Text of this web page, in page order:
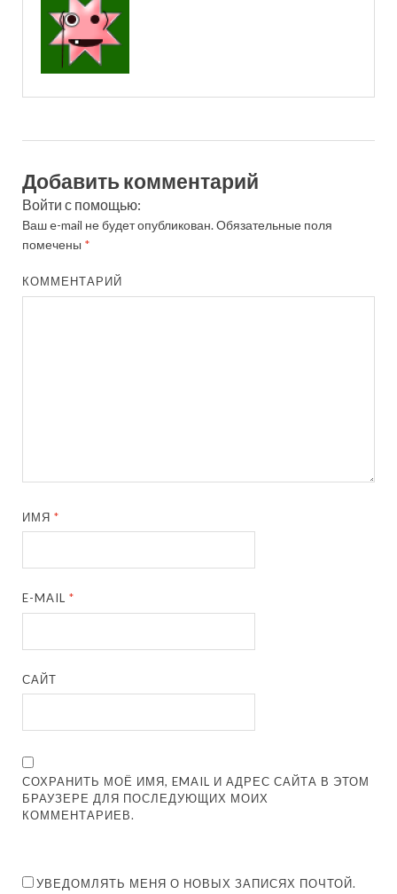
Добавить комментарий
Войти с помощью:
Ваш e-mail не будет опубликован.Обязательные поля
помечены *
КОММЕНТАРИЙ
ИМЯ*
E-MAIL*
САЙТ
СОХРАНИТЬ МОЁ ИМЯ, EMAIL И АДРЕС САЙТА В ЭТОМ
БРАУЗЕРЕ ДЛЯ ПОСЛЕДУЮЩИХ МОИХ
КОММЕНТАРИЕВ.
УВЕДОМЛЯТЬ МЕНЯ О НОВЫХ ЗАПИСЯХ ПОЧТОЙ.